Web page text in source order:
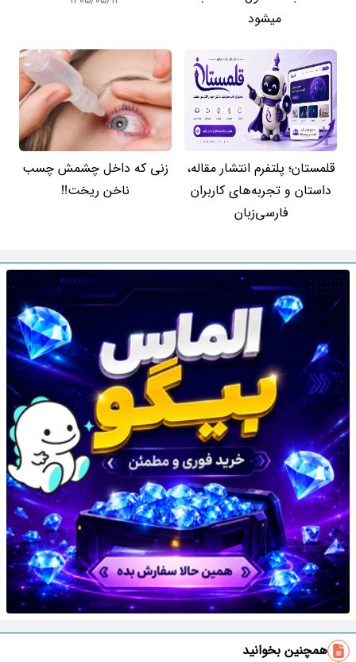
میشود
قلمستان؛ پلتفرم انتشار مقاله،
داستان و تجربه‌های کاربران
فارسی‌زبان
زنی که داخل چشمش چسب
ناخن ریخت!!
همچنین بخوانید